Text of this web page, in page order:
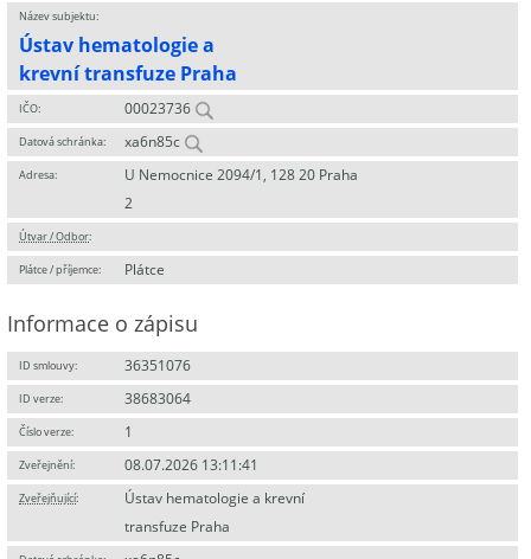
Název subjektu:
Ústav hematologie a
krevní transfuze Praha
IČO: 00023736
Datová schránka: xa6n85c
Adresa:
U Nemocnice 2094/1, 128 20 Praha
2
Útvar / Odbor:
Plátce / příjemce: Plátce
Informace o zápisu
ID smlouvy: 36351076
ID verze: 38683064
Číslo verze: 1
Zveřejnění: 08.07.2026 13:11:41
Zveřejňující:
Ústav hematologie a krevní
transfuze Praha